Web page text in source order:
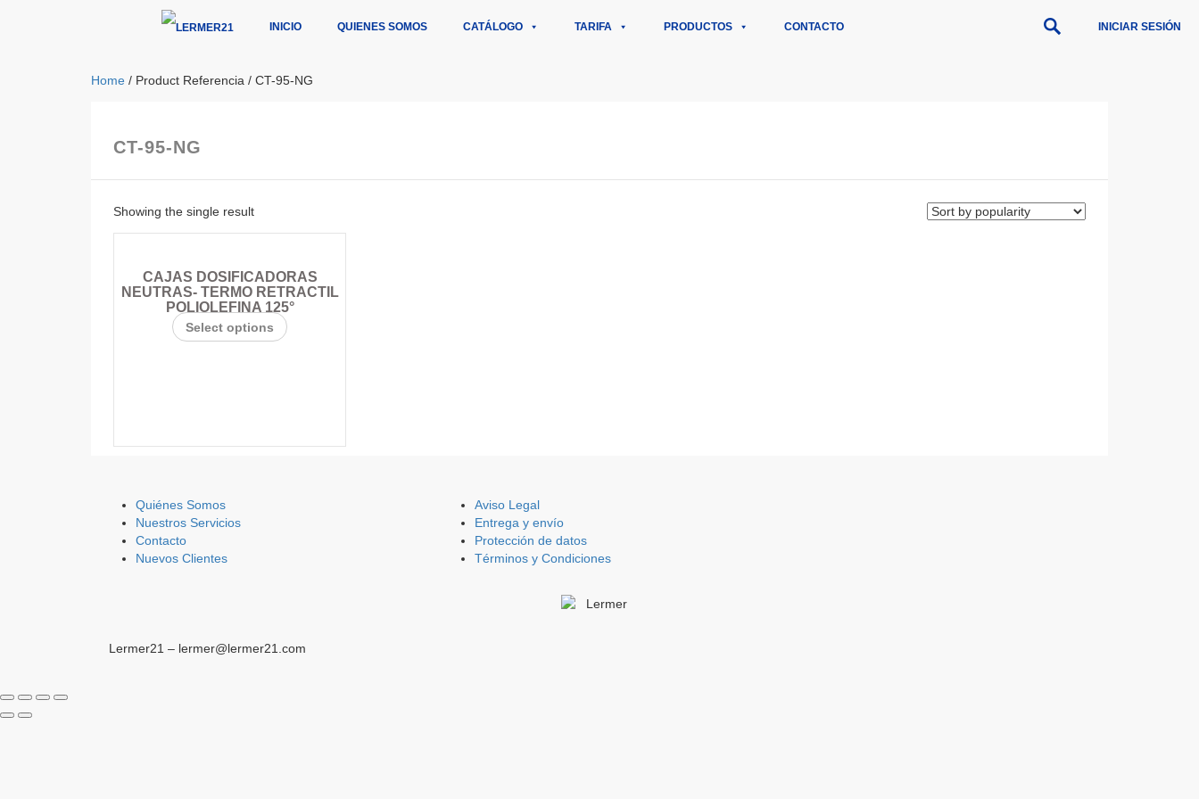
INICIO QUIENES SOMOS CATÁLOGO TARIFA PRODUCTOS CONTACTO INICIAR SESIÓN
Home / Product Referencia / CT-95-NG
CT-95-NG
Showing the single result
CAJAS DOSIFICADORAS
NEUTRAS- TERMO RETRACTIL
POLIOLEFINA 125°
Select options
Quiénes Somos
Nuestros Servicios
Contacto
Nuevos Clientes
Aviso Legal
Entrega y envío
Protección de datos
Términos y Condiciones
Lermer21 – lermer@lermer21.com